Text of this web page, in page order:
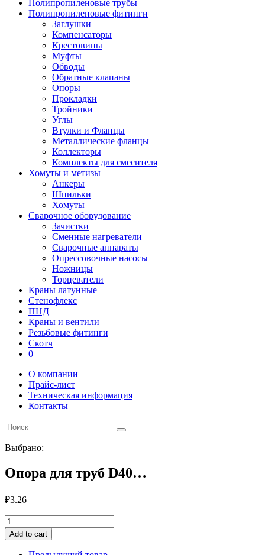
Полипропиленовые трубы
Полипропиленовые фитинги
Заглушки
Компенсаторы
Крестовины
Муфты
Обводы
Обратные клапаны
Опоры
Прокладки
Тройники
Углы
Втулки и Фланцы
Металлические фланцы
Коллекторы
Комплекты для смесителя
Хомуты и метизы
Анкеры
Шпильки
Хомуты
Сварочное оборудование
Зачистки
Сменные нагреватели
Сварочные аппараты
Опрессовочные насосы
Ножницы
Торцеватели
Краны латунные
Стенофлекс
ПНД
Краны и вентили
Резьбовые фитинги
Скотч
0
О компании
Прайс-лист
Техническая информация
Контакты
Выбрано:
Опора для труб D40…
₽3.26
Опора
для
труб
D40
Add to cart